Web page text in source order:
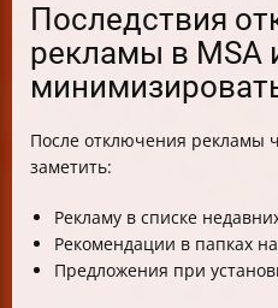
Последствия
рекламы в MSA
После отключения рекламы
заметить:
Рекламу в списке
Рекомендации в папках
Предложения при